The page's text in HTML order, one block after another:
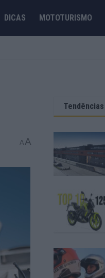
DICAS MOTOTURISMO
AA
Tendências